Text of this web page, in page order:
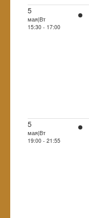
5
мая|Вт
15:30 - 17:00
5
мая|Вт
19:00 - 21:55